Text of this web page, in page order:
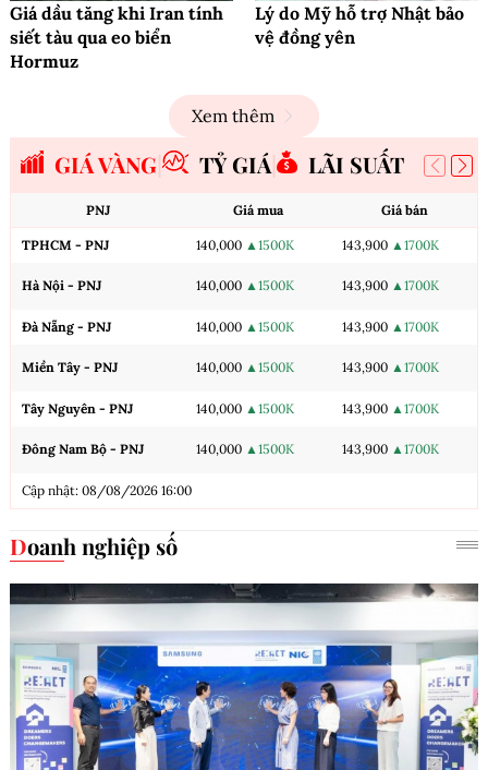
Giá dầu tăng khi Iran tính
siết tàu qua eo biển
Hormuz
Lý do Mỹ hỗ trợ Nhật bảo
vệ đồng yên
Xem thêm
GIÁ VÀNG TỶ GIÁ LÃI SUẤT
PNJ Giá mua Giá bán
TPHCM - PNJ 140,000 ▲1500K 143,900 ▲1700K
Hà Nội - PNJ 140,000 ▲1500K 143,900 ▲1700K
Đà Nẵng - PNJ 140,000 ▲1500K 143,900 ▲1700K
Miền Tây - PNJ 140,000 ▲1500K 143,900 ▲1700K
Tây Nguyên - PNJ 140,000 ▲1500K 143,900 ▲1700K
Đông Nam Bộ - PNJ 140,000 ▲1500K 143,900 ▲1700K
Cập nhật: 08/08/2026 16:00
Doanh nghiệp số